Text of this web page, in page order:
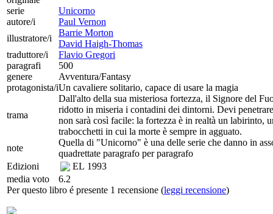
serie
Unicorno
autore/i
Paul Vernon
illustratore/i
Barrie Morton
David Haigh-Thomas
traduttore/i
Flavio Gregori
paragrafi
500
genere
Avventura/Fantasy
protagonista/iUn cavaliere solitario, capace di usare la magia
trama
Dall'alto della sua misteriosa fortezza, il Signore del
ridotto in miseria i contadini dei dintorni. Devi
non sarà così facile: la fortezza è in realtà un
trabocchetti in cui la morte è sempre in agguato.
note
Quella di "Unicorno" è una delle serie che danno in
quadrettate paragrafo per paragrafo
Edizioni
EL 1993
media voto
6.2
Per questo libro é presente 1 recensione (leggi recensione)